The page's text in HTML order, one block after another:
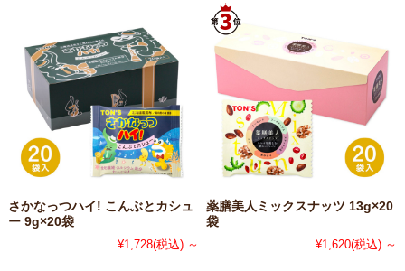
さかなっつハイ! こんぶとカシュ
ー 9g×20袋
¥1,728(税込) ～
薬膳美人ミックスナッツ 13g×20
袋
¥1,620(税込) ～